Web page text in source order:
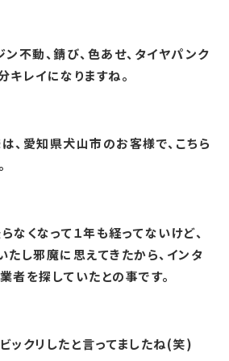
不動、錆び、色あせ、タイヤパンク
キレイになりますね。
、愛知県犬山市のお客様で、こちら
なくなって１年も経ってないけど、
たし邪魔に思えてきたから、インタ
者を探していたとの事です。
ックリしたと言ってましたね(笑)